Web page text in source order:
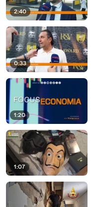
2:40
0:33
1:20
1:07